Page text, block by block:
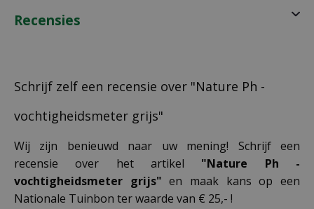
Recensies
Schrijf zelf een recensie over "Nature Ph -
vochtigheidsmeter grijs"
Wij zijn benieuwd naar uw mening! Schrijf een
recensie over het artikel "Nature Ph -
vochtigheidsmeter grijs" en maak kans op een
Nationale Tuinbon ter waarde van € 25,- !